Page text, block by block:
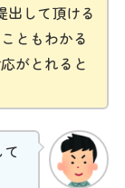
出して頂ける
ともわかる
がとれると